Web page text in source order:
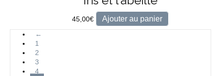
45,00€ Ajouter au panier
←
1
2
3
4